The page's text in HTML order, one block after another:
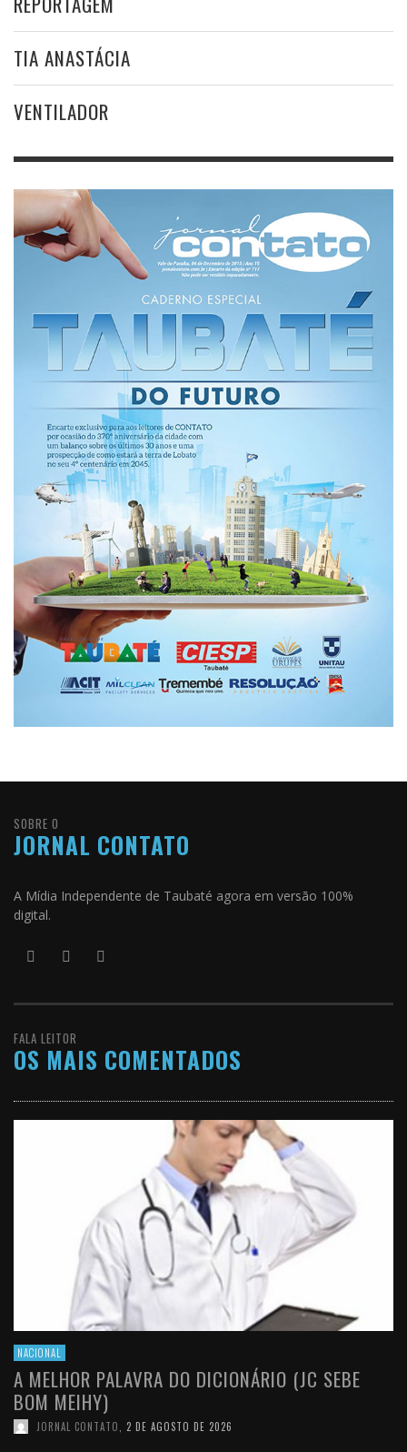
TIA ANASTÁCIA
VENTILADOR
SOBRE O
JORNAL CONTATO
A Mídia Independente de Taubaté agora em versão 100%
digital.
FALA LEITOR
OS MAIS COMENTADOS
NACIONAL
A MELHOR PALAVRA DO DICIONÁRIO (JC SEBE
BOM MEIHY)
JORNAL CONTATO, 2 DE AGOSTO DE 2026